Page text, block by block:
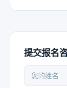
提交报名